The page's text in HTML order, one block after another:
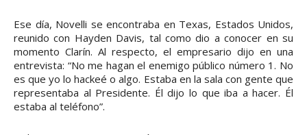
Ese día, Novelli se encontraba en Texas, Estados Unidos,
reunido con Hayden Davis, tal como dio a conocer en su
momento Clarín. Al respecto, el empresario dijo en una
entrevista: “No me hagan el enemigo público número 1. No
es que yo lo hackeé o algo. Estaba en la sala con gente que
representaba al Presidente. Él dijo lo que iba a hacer. Él
estaba al teléfono”.